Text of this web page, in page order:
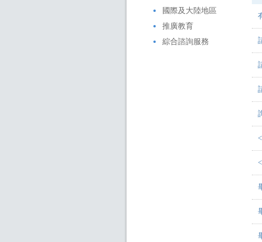
國際及大陸地區
推廣教育
綜合諮詢服務